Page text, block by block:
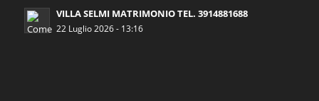
VILLA SELMI MATRIMONIO TEL. 3914881688
22 Luglio 2026 - 13:16